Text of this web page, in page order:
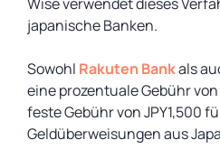
japanische Banken.
Sowohl Rakuten Bankals
eine prozentuale Gebühr
feste Gebühr von JPY1,500
Geldüberweisungen aus